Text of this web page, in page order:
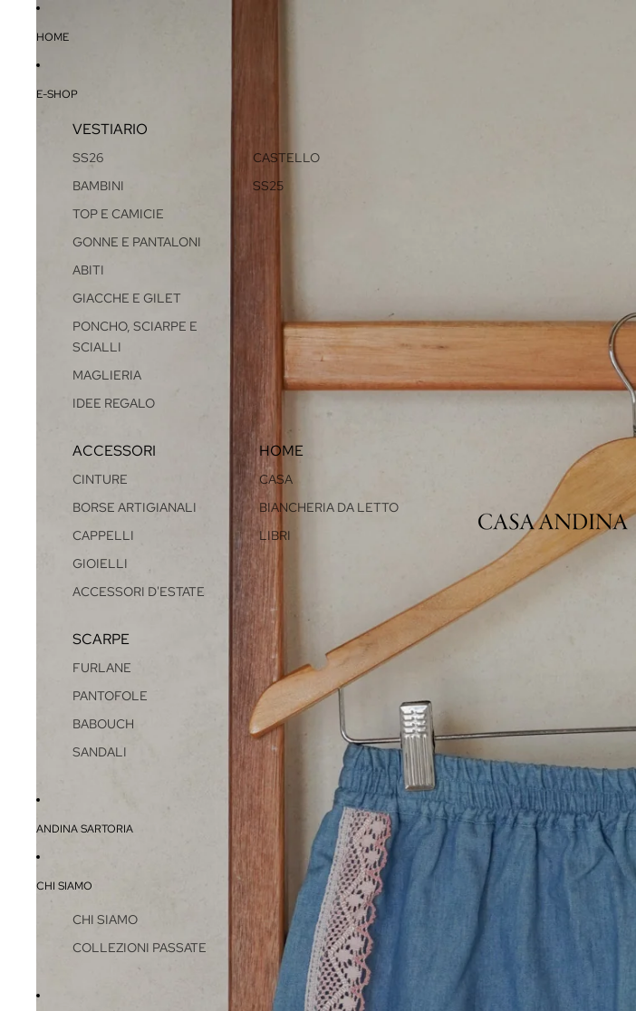
HOME
E-SHOP
VESTIARIO
SS26
BAMBINI
TOP E CAMICIE
GONNE E PANTALONI
ABITI
GIACCHE E GILET
PONCHO, SCIARPE E
SCIALLI
MAGLIERIA
IDEE REGALO
CASTELLO
SS25
ACCESSORI
CINTURE
BORSE ARTIGIANALI
CAPPELLI
GIOIELLI
ACCESSORI D'ESTATE
HOME
CASA
BIANCHERIA DA LETTO
LIBRI
SCARPE
FURLANE
PANTOFOLE
BABOUCH
SANDALI
ANDINA SARTORIA
CHI SIAMO
CHI SIAMO
COLLEZIONI PASSATE